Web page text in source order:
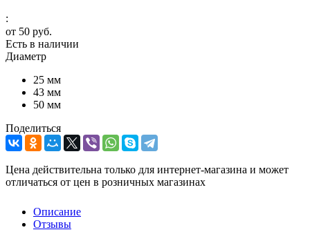
:
от 50 руб.
Есть в наличии
Диаметр
25 мм
43 мм
50 мм
Поделиться
Цена действительна только для интернет-магазина и может
отличаться от цен в розничных магазинах
Описание
Отзывы